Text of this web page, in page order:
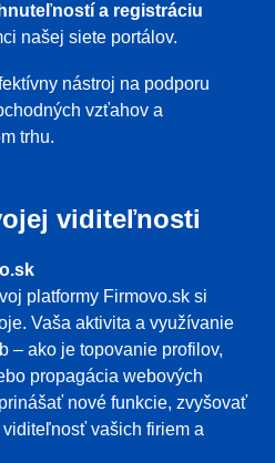
a registráciu
našej siete portálov.
nástroj na podporu
vzťahov a
trhu.
viditeľnosti
platformy Firmovo.sk si
Vaša aktivita a využívanie
– ako je topovanie profilov,
propagácia webových
nové funkcie, zvyšovať
vašich firiem a